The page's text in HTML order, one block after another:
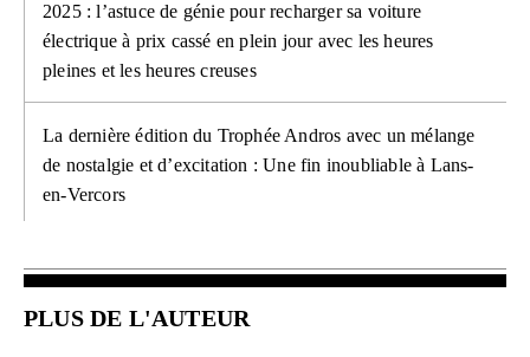
2025 : l’astuce de génie pour recharger sa voiture
électrique à prix cassé en plein jour avec les heures
pleines et les heures creuses
La dernière édition du Trophée Andros avec un mélange
de nostalgie et d’excitation : Une fin inoubliable à Lans-
en-Vercors
PLUS DE L'AUTEUR